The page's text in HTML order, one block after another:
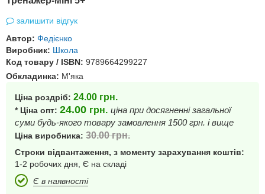
залишити відгук
Автор: Федієнко
Виробник: Школа
Код товару / ISBN: 9789664299227
Обкладинка: М'яка
Ціна роздріб: 24.00 грн.
* Ціна опт: 24.00 грн. ціна при досягненні загальної
суми будь-якого товару замовлення 1500 грн. і вище
Ціна виробника: 30.00грн.
Строки відвантаження, з моменту зарахування коштів:
1-2 робочих дня, Є на складі
Є в наявності